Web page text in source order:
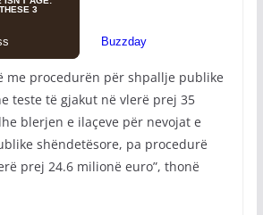
me procedurën për shpallje publike
teste të gjakut në vlerë prej 35
blerjen e ilaçeve për nevojat e
shëndetësore, pa procedurë
prej 24.6 milionë euro”, thonë